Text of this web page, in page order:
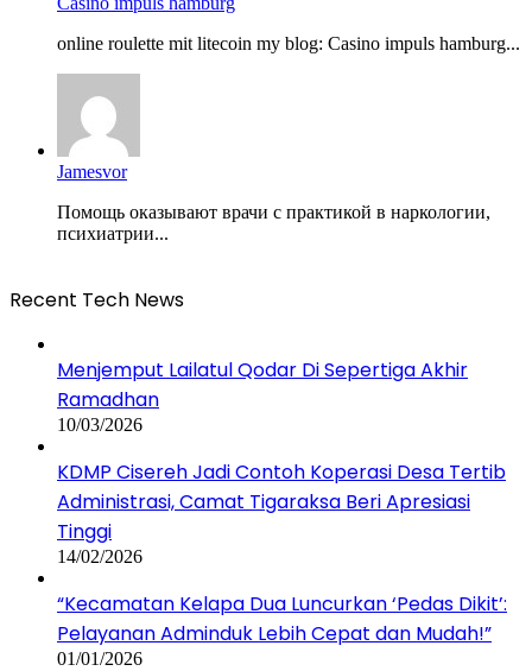
online roulette mit litecoin my blog: Casino impuls hamburg...
Jamesvor
Помощь оказывают врачи с практикой в наркологии,
психиатрии...
Recent Tech News
Menjemput Lailatul Qodar Di Sepertiga Akhir
Ramadhan
10/03/2026
KDMP Cisereh Jadi Contoh Koperasi Desa Tertib
Administrasi, Camat Tigaraksa Beri Apresiasi
Tinggi
14/02/2026
“Kecamatan Kelapa Dua Luncurkan ‘Pedas Dikit’:
Pelayanan Adminduk Lebih Cepat dan Mudah!”
01/01/2026